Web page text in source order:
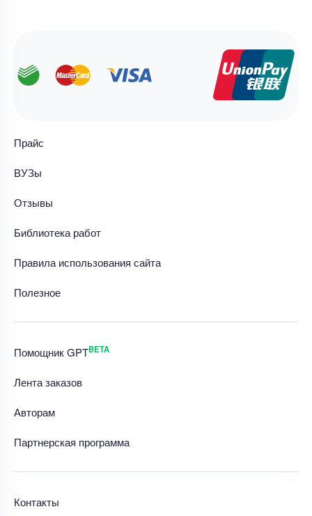
Прайс
ВУЗы
Отзывы
Библиотека работ
Правила использования сайта
Полезное
Помощник GPTBETA
Лента заказов
Авторам
Партнерская программа
Контакты